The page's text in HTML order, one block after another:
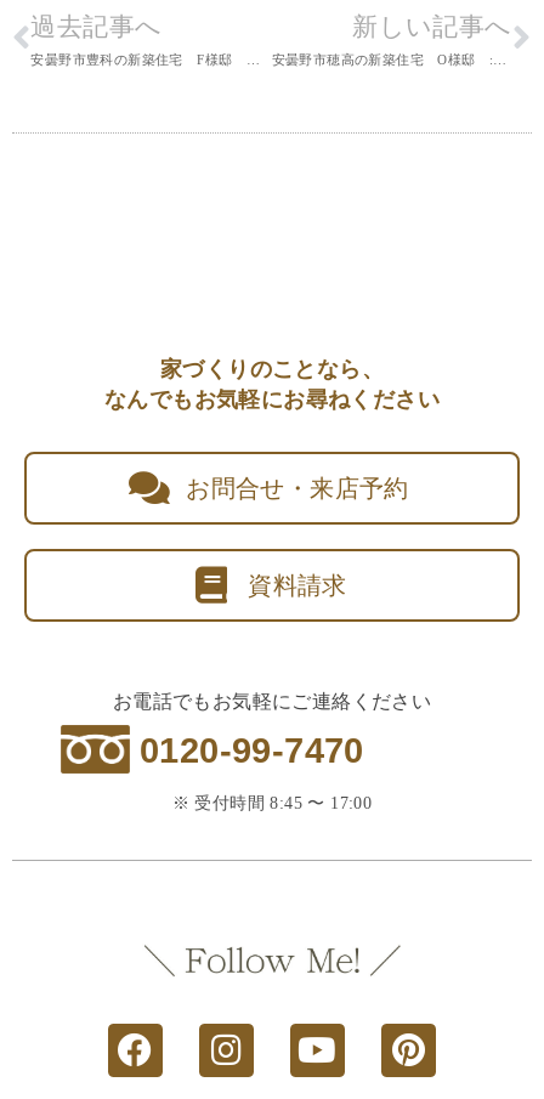
過去記事へ 新しい記事へ
家づくりのことなら、
なんでもお気軽にお尋ねください
お問合せ・来店予約
資料請求
お電話でもお気軽にご連絡ください
0120-99-7470
※ 受付時間 8:45 〜 17:00